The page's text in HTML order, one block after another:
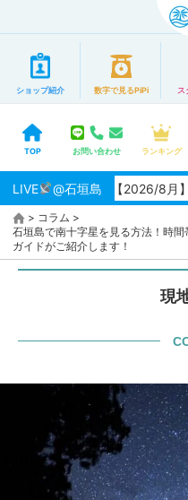
ショップ紹介 数字で見るPiPi ス
TOP お問い合わせ ランキング
LIVE @石垣島
【2026/8月】夏本番！ペル
> コラム >
石垣島で南十字星を見る方法！時
ガイドがご紹介します！
現